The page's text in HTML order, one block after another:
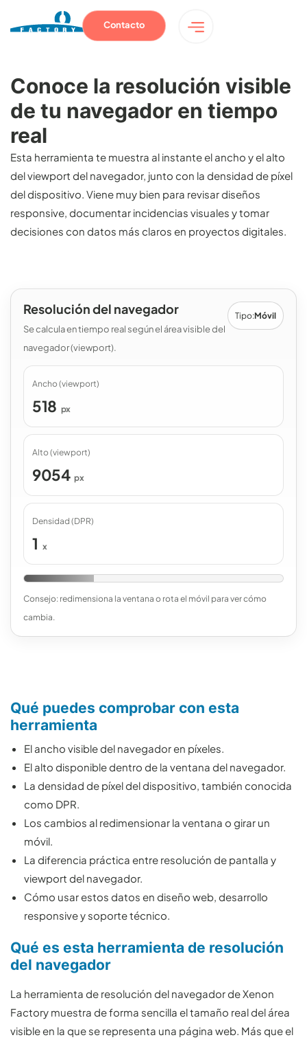
Contacto
Conoce la resolución visible
de tu navegador en tiempo
real
Esta herramienta te muestra al instante el ancho y el alto
del viewport del navegador, junto con la densidad de píxel
del dispositivo. Viene muy bien para revisar diseños
responsive, documentar incidencias visuales y tomar
decisiones con datos más claros en proyectos digitales.
Resolución del navegador
Se calcula en tiempo real según el área visible del
navegador (viewport).
Tipo:Móvil
Ancho (viewport)
518 px
Alto (viewport)
9054 px
Densidad (DPR)
1 x
Consejo: redimensiona la ventana o rota el móvil para ver cómo
cambia.
Qué puedes comprobar con esta
herramienta
El ancho visible del navegador en píxeles.
El alto disponible dentro de la ventana del navegador.
La densidad de píxel del dispositivo, también conocida
como DPR.
Los cambios al redimensionar la ventana o girar un
móvil.
La diferencia práctica entre resolución de pantalla y
viewport del navegador.
Cómo usar estos datos en diseño web, desarrollo
responsive y soporte técnico.
Qué es esta herramienta de resolución
del navegador
La herramienta de resolución del navegador de Xenon
Factory muestra de forma sencilla el tamaño real del área
visible en la que se representa una página web. Más que el